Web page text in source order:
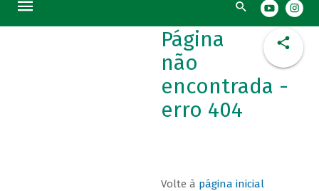
Busca
Página
não
encontrada -
erro 404
Volte à página inicial